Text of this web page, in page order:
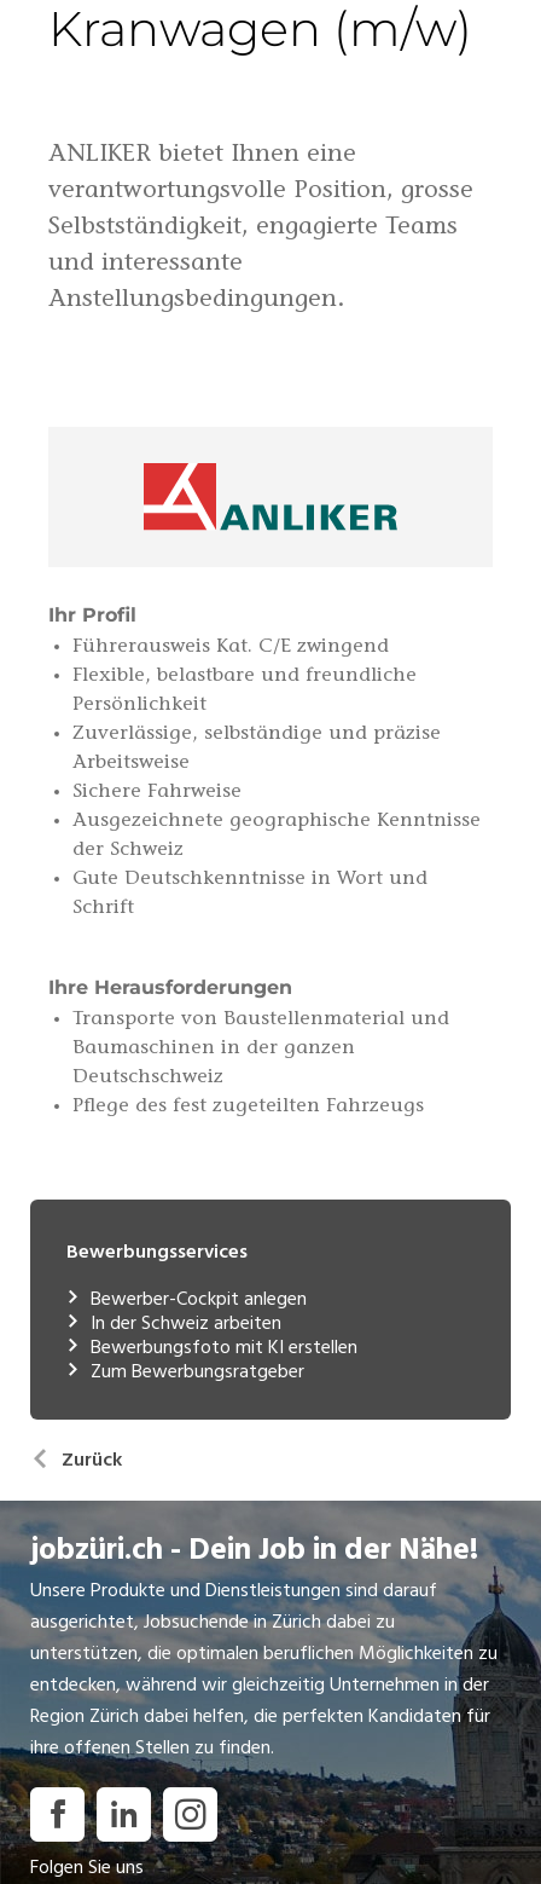
komfortabler, einfacher und nachhaltiger macht.
verschiedenen Standorten aus in weiten Teilen der
Deutschschweiz tätig. Als Gesamtanbieter mit rund
1'700 Mitarbeitenden ist ANLIKER eine der führenden
Unternehmungen in der Baubranche –
Bauunternehmung, Generalunternehmung,
Immobilienentwicklung und -bewirtschaftung unter
Bewerbungsservices
Bewerber-Cockpit anlegen
In der Schweiz arbeiten
Bewerbungsfoto mit KI erstellen
Zum Bewerbungsratgeber
Zurück
jobzüri.ch - Dein Job in der Nähe!
Unsere Produkte und Dienstleistungen sind darauf
ausgerichtet, Jobsuchende in Zürich dabei zu
unterstützen, die optimalen beruflichen Möglichkeiten zu
entdecken, während wir gleichzeitig Unternehmen in der
Region Zürich dabei helfen, die perfekten Kandidaten für
ihre offenen Stellen zu finden.
Folgen Sie uns